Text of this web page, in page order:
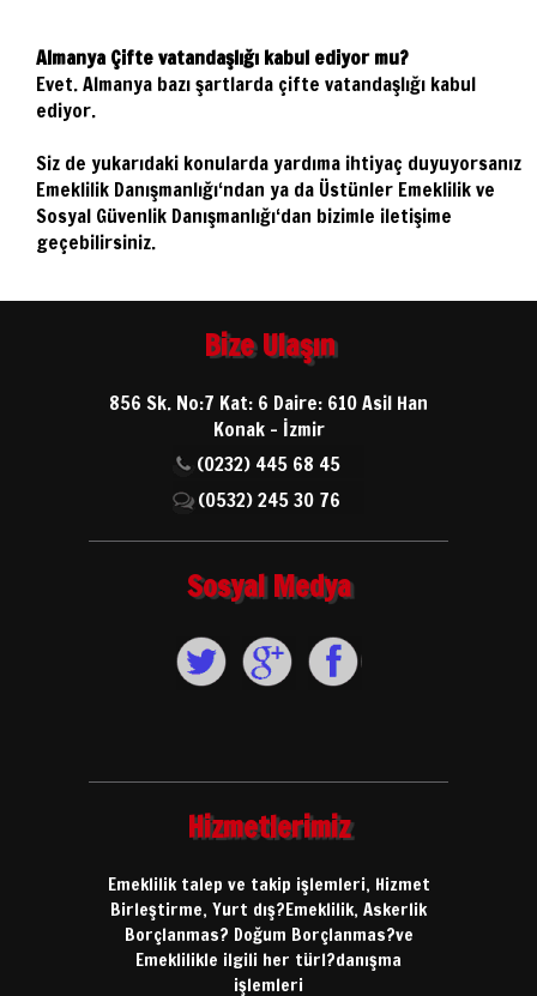
Almanya Çifte vatandaşlığı kabul ediyor mu?
Evet. Almanya bazı şartlarda çifte vatandaşlığı kabul
ediyor.
Siz de yukarıdaki konularda yardıma ihtiyaç duyuyorsanız
Emeklilik Danışmanlığı‘ndan ya da Üstünler Emeklilik ve
Sosyal Güvenlik Danışmanlığı‘dan bizimle iletişime
geçebilirsiniz.
Bize Ulaşın
856 Sk. No:7 Kat: 6 Daire: 610 Asil Han
Konak - İzmir
(0232) 445 68 45
(0532) 245 30 76
Sosyal Medya
Hizmetlerimiz
Emeklilik talep ve takip işlemleri, Hizmet
Birleştirme, Yurt dış?Emeklilik, Askerlik
Borçlanmas? Doğum Borçlanmas?ve
Emeklilikle ilgili her türl?danışma
işlemleri